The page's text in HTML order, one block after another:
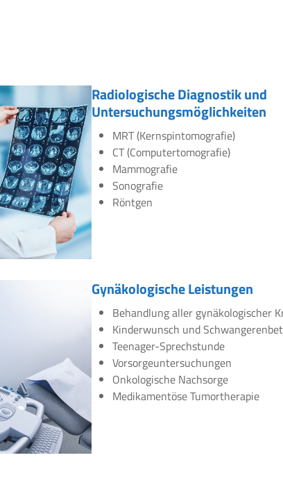
Radiologische Diagnostik und
Untersuchungsmöglichkeiten
MRT (Kernspintomografie)
CT (Computertomografie)
Mammografie
Sonografie
Röntgen
Gynäkologische Leistungen
Behandlung aller gynäkologischer
Kinderwunsch und
Teenager-Sprechstunde
Vorsorgeuntersuchungen
Onkologische Nachsorge
Medikamentöse Tumortherapie